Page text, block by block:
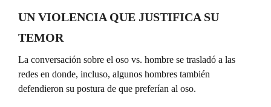
UN VIOLENCIA QUE JUSTIFICA SU
TEMOR
La conversación sobre el oso vs. hombre se trasladó a las
redes en donde, incluso, algunos hombres también
defendieron su postura de que preferían al oso.